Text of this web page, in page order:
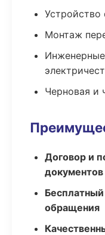
Устройство
Монтаж
Черновая и
Договор и
документов
обращения